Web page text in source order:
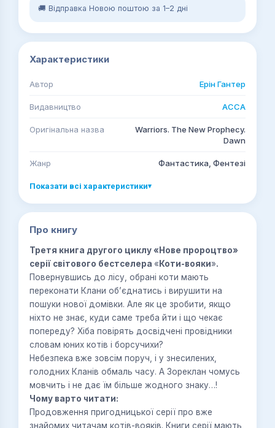
🚚 Відправка Новою поштою за 1–2 дні
Характеристики
Автор Ерін Гантер
Видавництво АССА
Оригінальна назва
Warriors. The New Prophecy.
Dawn
Жанр Фантастика, Фентезі
Показати всі характеристики▾
Про книгу
Третя книга другого циклу «Нове пророцтво»
серії світового бестселера « Коти-вояки».
Повернувшись до лісу, обрані коти мають
переконати Клани об’єднатись і вирушити на
пошуки нової домівки. Але як це зробити, якщо
ніхто не знає, куди саме треба йти і що чекає
попереду? Хіба повірять досвідчені провідники
словам юних котів і борсучихи?
Небезпека вже зовсім поруч, і у знесилених,
голодних Кланів обмаль часу. А Зореклан чомусь
мовчить і не дає їм більше жодного знаку…!
Чому варто читати:
Продовження пригодницької серії про вже
знайомих читачам котів-вояків. Книги серії мають